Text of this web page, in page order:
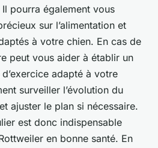
pourra également vous
sur l’alimentation et
à votre chien. En cas de
peut vous aider à établir un
adapté à votre
surveiller l’évolution du
ajuster le plan si nécessaire.
est donc indispensable
en bonne santé. En